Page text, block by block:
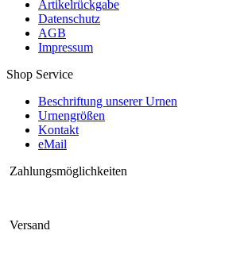
Artikelrückgabe
Datenschutz
AGB
Impressum
Shop Service
Beschriftung unserer Urnen
Urnengrößen
Kontakt
eMail
Zahlungsmöglichkeiten
Versand